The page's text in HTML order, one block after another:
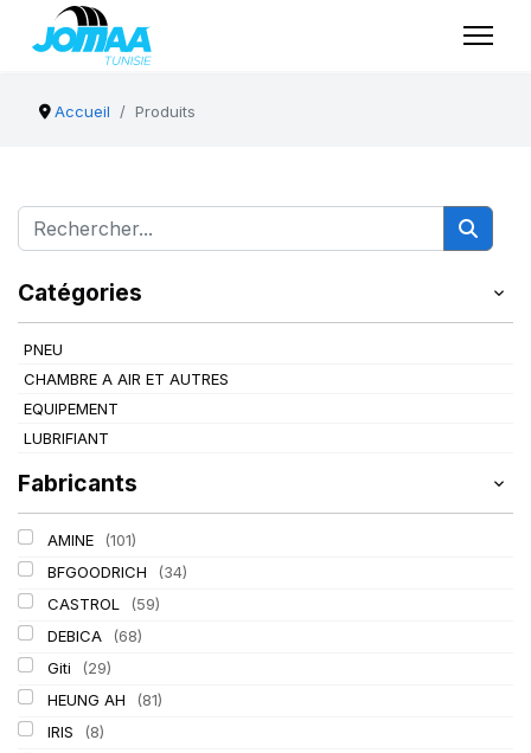
Accueil Produits
Catégories
PNEU
CHAMBRE A AIR ET AUTRES
EQUIPEMENT
LUBRIFIANT
Fabricants
AMINE
(101)
BFGOODRICH
(34)
CASTROL
(59)
DEBICA
(68)
Giti
(29)
HEUNG AH
(81)
IRIS
(8)